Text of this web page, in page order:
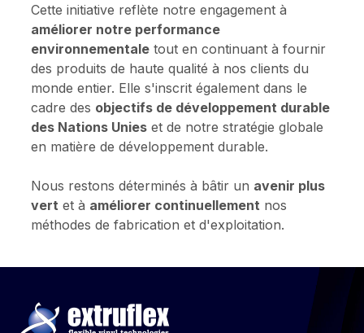
Cette initiative reflète notre engagement à
améliorer notre performance
environnementaletout en continuant à fournir
des produits de haute qualité à nos clients du
monde entier. Elle s'inscrit également dans le
cadre des objectifs de développement durable
des Nations Unieset de notre stratégie globale
en matière de développement durable.
Nous restons déterminés à bâtir un avenir plus
vert et à améliorer continuellement nos
méthodes de fabrication et d'exploitation.